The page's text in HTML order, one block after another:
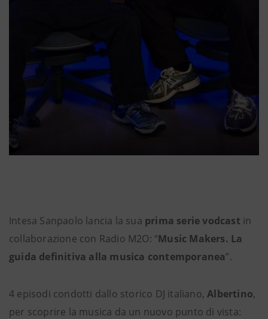
Intesa Sanpaolo lancia la sua prima serie vodcast in
collaborazione con Radio M2O: “Music Makers. La
guida definitiva alla musica contemporanea”.
4 episodi condotti dallo storico DJ italiano,Albertino,
per scoprire la musica da un nuovo punto di vista: